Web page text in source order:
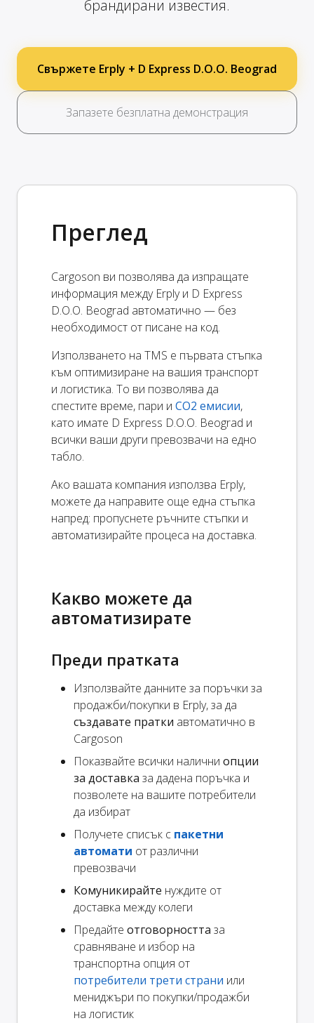
брандирани известия.
Свържете Erply + D Express D.O.O. Beograd
Запазете безплатна демонстрация
Преглед
Cargoson ви позволява да изпращате
информация между Erply и D Express
D.O.O. Beograd автоматично — без
необходимост от писане на код.
Използването на TMS е първата стъпка
към оптимизиране на вашия транспорт
и логистика. То ви позволява да
спестите време, пари и CO2 емисии,
като имате D Express D.O.O. Beograd и
всички ваши други превозвачи на едно
табло.
Ако вашата компания използва Erply,
можете да направите още една стъпка
напред: пропуснете ръчните стъпки и
автоматизирайте процеса на доставка.
Какво можете да
автоматизирате
Преди пратката
Използвайте данните за поръчки за
продажби/покупки в Erply, за да
създавате пратки автоматично в
Cargoson
Показвайте всички налични опции
за доставка за дадена поръчка и
позволете на вашите потребители
да избират
Получете списък с пакетни
автомати от различни
превозвачи
Комуникирайте нуждите от
доставка между колеги
Предайте отговорността за
сравняване и избор на
транспортна опция от
потребители трети страни или
мениджъри по покупки/продажби
на логистик